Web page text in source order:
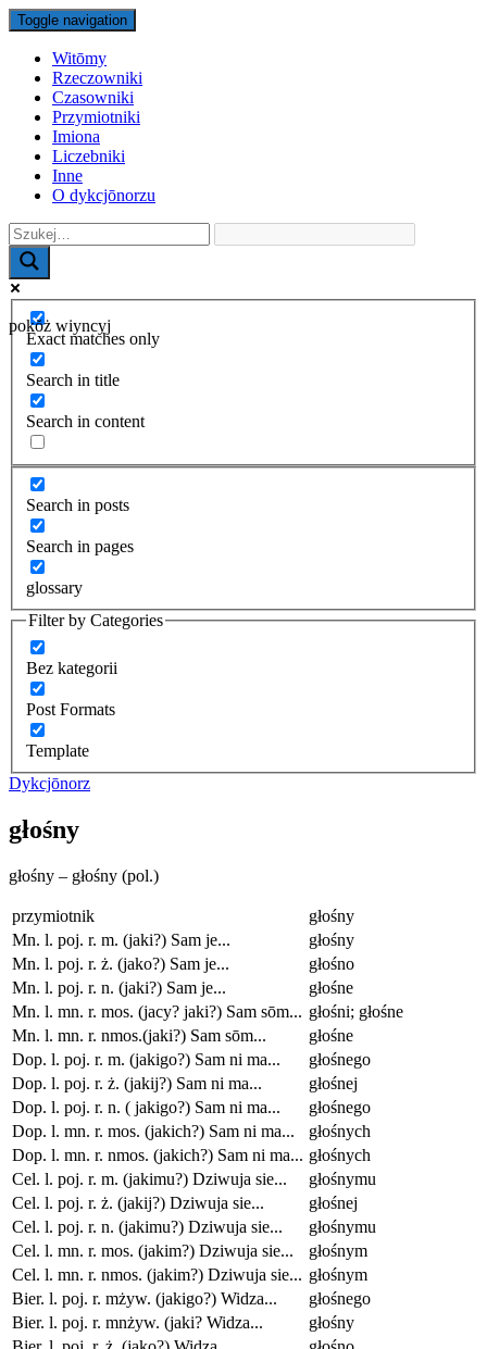
Toggle navigation
Witōmy
Rzeczowniki
Czasowniki
Przymiotniki
Imiona
Liczebniki
Inne
O dykcjōnorzu
pokŏż wiyncyj
Exact matches only
Search in title
Search in content
Search in posts
Search in pages
glossary
Filter by Categories
Bez kategorii
Post Formats
Template
Dykcjōnorz
głośny
głośny – głośny (pol.)
przymiotnik
głośny
Mn. l. poj. r. m. (jaki?) Sam je...
głośny
Mn. l. poj. r. ż. (jako?) Sam je...
głośno
Mn. l. poj. r. n. (jaki?) Sam je...
głośne
Mn. l. mn. r. mos. (jacy? jaki?) Sam sōm... głośni; głośne
Mn. l. mn. r. nmos.(jaki?) Sam sōm...
głośne
Dop. l. poj. r. m. (jakigo?) Sam ni ma...
głośnego
Dop. l. poj. r. ż. (jakij?) Sam ni ma...
głośnej
Dop. l. poj. r. n. ( jakigo?) Sam ni ma...
głośnego
Dop. l. mn. r. mos. (jakich?) Sam ni ma...
głośnych
Dop. l. mn. r. nmos. (jakich?) Sam ni ma... głośnych
Cel. l. poj. r. m. (jakimu?) Dziwuja sie...
głośnymu
Cel. l. poj. r. ż. (jakij?) Dziwuja sie...
głośnej
Cel. l. poj. r. n. (jakimu?) Dziwuja sie...
głośnymu
Cel. l. mn. r. mos. (jakim?) Dziwuja sie...
głośnym
Cel. l. mn. r. nmos. (jakim?) Dziwuja sie... głośnym
Bier. l. poj. r. mżyw. (jakigo?) Widza...
głośnego
Bier. l. poj. r. mnżyw. (jaki? Widza...
głośny